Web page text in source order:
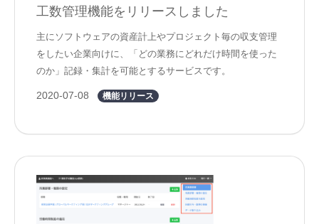
工数管理機能をリリースしました
主にソフトウェアの資産計上やプロジェクト毎の収支管理
をしたい企業向けに、「どの業務にどれだけ時間を使った
のか」記録・集計を可能とするサービスです。
2020-07-08 機能リリース